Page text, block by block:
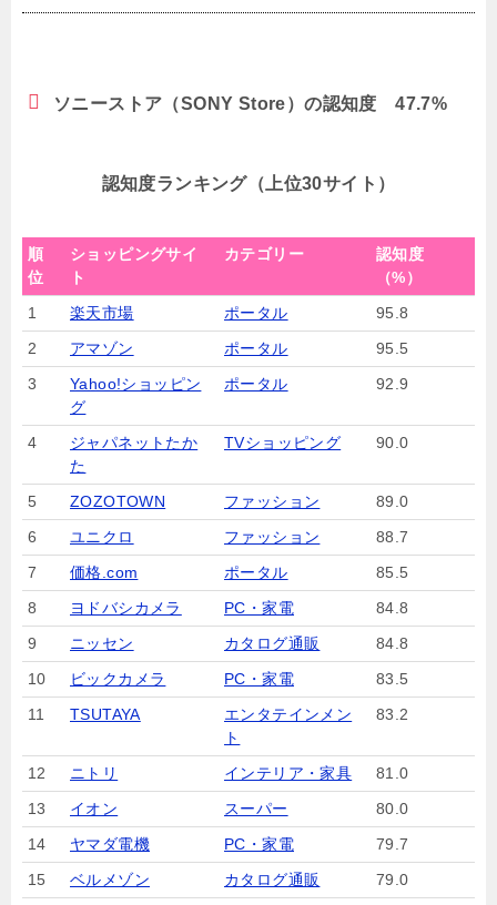
ソニーストア（SONY Store）の認知度 47.7%
認知度ランキング（上位30サイト）
順
位
ショッピングサイ
ト
カテゴリー
認知度
（%）
1
楽天市場 ポータル
95.8
2
アマゾン ポータル
95.5
3
Yahoo!ショッピン
グ
ポータル 92.9
4
ジャパネットたか
た
TVショッピング 90.0
5 ZOZOTOWN ファッション
89.0
6
ユニクロ ファッション
88.7
7
価格.com ポータル
85.5
8
ヨドバシカメラ PC・家電
84.8
9
ニッセン カタログ通販
84.8
10
ビックカメラ PC・家電
83.5
11
TSUTAYA
エンタテインメン
ト
83.2
12 ニトリ インテリア・家具
81.0
13
イオン スーパー
80.0
14
ヤマダ電機 PC・家電
79.7
15
ベルメゾン カタログ通販
79.0